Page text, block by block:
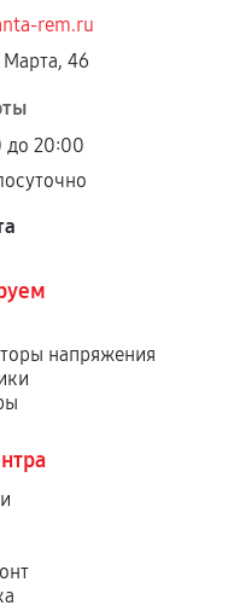
rem.ru
Марта, 46
до 20:00
напряжения